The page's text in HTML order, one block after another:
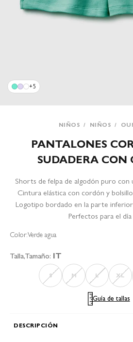
+5
NIÑOS / NIÑOS /
PANTALONES
SUDADERA CON
Shorts de felpa de algodón puro
Cintura elástica con cordón y
Logotipo bordado en la parte
Perfectos para el día
Color:Verde agua
Talla,Tamaño: IT
S M L XL
Guía de tallas
DESCRIPCIÓN